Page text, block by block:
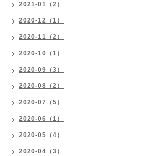
2021-01（2）
2020-12（1）
2020-11（2）
2020-10（1）
2020-09（3）
2020-08（2）
2020-07（5）
2020-06（1）
2020-05（4）
2020-04（3）